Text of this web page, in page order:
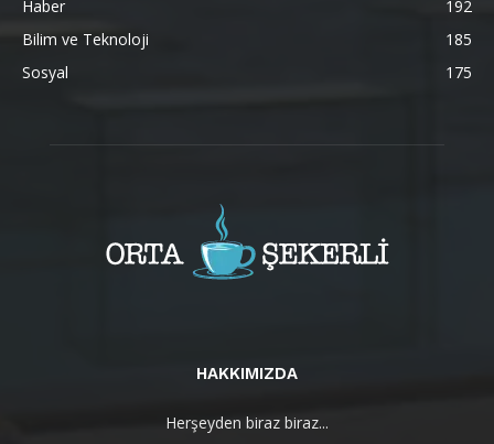
Haber
192
Bilim ve Teknoloji
185
Sosyal
175
HAKKIMIZDA
Herşeyden biraz biraz...